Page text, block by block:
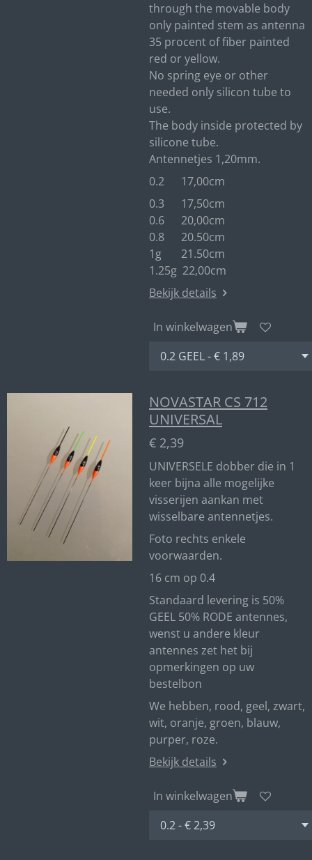
through the movable body
only painted stem as antenna
35 procent of fiber painted
red or yellow.
No spring eye or other
needed only silicon tube to
use.
The body inside protected by
silicone tube.
Antennetjes 1,20mm.
0.2 17,00cm
0.3 17,50cm
0.6 20,00cm
0.8 20.50cm
1g 21.50cm
1.25g 22,00cm
Bekijk details
In winkelwagen
NOVASTAR CS 712
UNIVERSAL
€ 2,39
UNIVERSELE dobber die in 1
keer bijna alle mogelijke
visserijen aankan met
wisselbare antennetjes.
Foto rechts enkele
voorwaarden.
16 cm op 0.4
Standaard levering is 50%
GEEL 50% RODE antennes,
wenst u andere kleur
antennes zet het bij
opmerkingen op uw
bestelbon
We hebben, rood, geel, zwart,
wit, oranje, groen, blauw,
purper, roze.
Bekijk details
In winkelwagen